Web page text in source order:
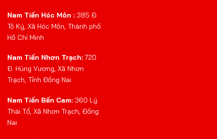
Nam Tiến Hóc Môn : 385 Đ.
Tô Ký, Xã Hóc Môn, Thành phố
Hồ Chí Minh
Nam Tiến Nhơn Trạch: 720
Đ. Hùng Vương, Xã Nhơn
Trạch, Tỉnh Đồng Nai
Nam Tiến Bến Cam: 360 Lý
Thái Tổ, Xã Nhơn Trạch, Đồng
Nai